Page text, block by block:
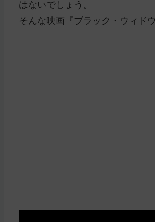
はないでしょう。
そんな映画『ブラック・ウィド